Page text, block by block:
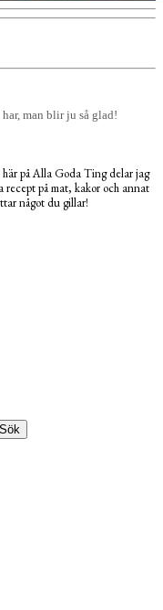
man blir ju så glad!
på Alla Goda Ting delar jag
recept på mat, kakor och annat
något du gillar!